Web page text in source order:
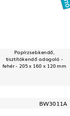
Papírzsebkendő,
tisztítókendő adagoló -
fehér - 205 x 160 x 120 mm
BW3011A